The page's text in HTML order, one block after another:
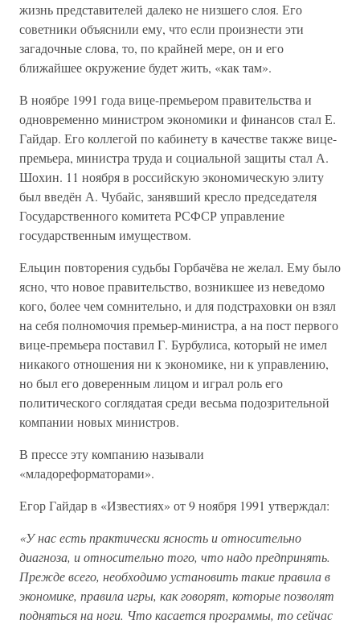
жизнь представителей далеко не низшего слоя. Его
советники объяснили ему, что если произнести эти
загадочные слова, то, по крайней мере, он и его
ближайшее окружение будет жить, «как там».
В ноябре 1991 года вице-премьером правительства и
одновременно министром экономики и финансов стал Е.
Гайдар. Его коллегой по кабинету в качестве также вице-
премьера, министра труда и социальной защиты стал А.
Шохин. 11 ноября в российскую экономическую элиту
был введён А. Чубайс, занявший кресло председателя
Государственного комитета РСФСР управление
государственным имуществом.
Ельцин повторения судьбы Горбачёва не желал. Ему было
ясно, что новое правительство, возникшее из неведомо
кого, более чем сомнительно, и для подстраховки он взял
на себя полномочия премьер-министра, а на пост первого
вице-премьера поставил Г. Бурбулиса, который не имел
никакого отношения ни к экономике, ни к управлению,
но был его доверенным лицом и играл роль его
политического соглядатая среди весьма подозрительной
компании новых министров.
В прессе эту компанию называли
«младореформаторами».
Егор Гайдар в «Известиях» от 9 ноября 1991 утверждал:
«У нас есть практически ясность и относительно
диагноза, и относительно того, что надо предпринять.
Прежде всего, необходимо установить такие правила в
экономике, правила игры, как говорят, которые позволят
подняться на ноги. Что касается программы, то сейчас